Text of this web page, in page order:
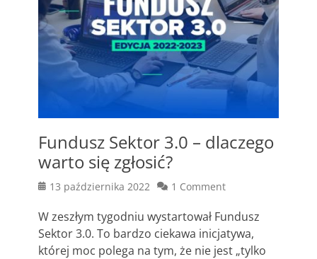
Fundusz Sektor 3.0 – dlaczego
warto się zgłosić?
Posted
13 października 2022 1 Comment
W zeszłym tygodniu wystartował Fundusz
Sektor 3.0. To bardzo ciekawa inicjatywa,
której moc polega na tym, że nie jest „tylko